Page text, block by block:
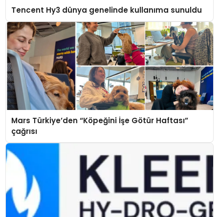
Tencent Hy3 dünya genelinde kullanıma sunuldu
Mars Türkiye’den “Köpeğini İşe Götür Haftası”
çağrısı